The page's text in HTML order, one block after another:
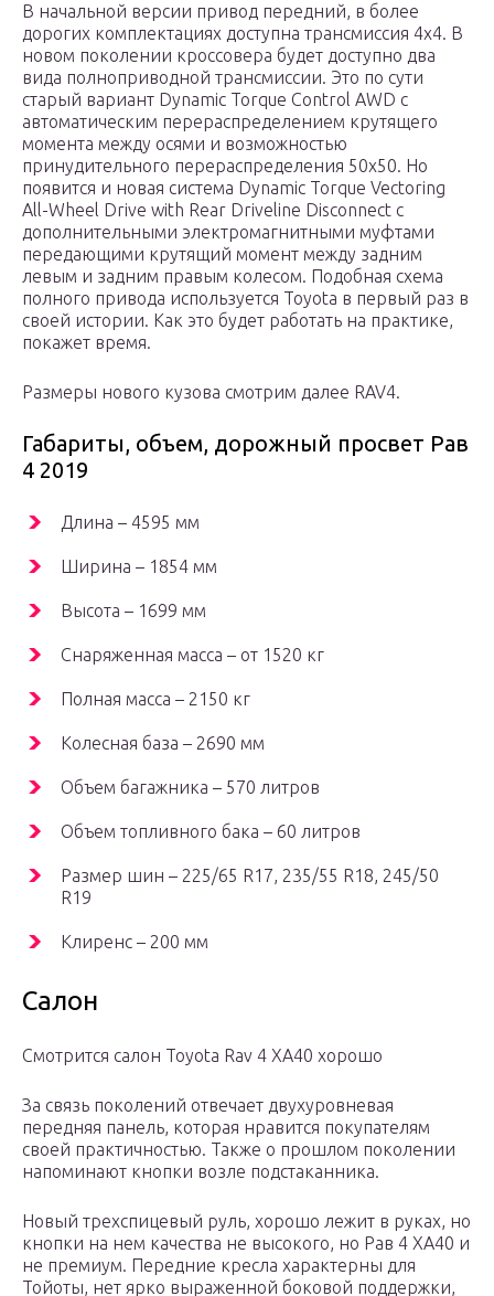
В начальной версии привод передний, в более
дорогих комплектациях доступна трансмиссия 4х4. В
новом поколении кроссовера будет доступно два
вида полноприводной трансмиссии. Это по сути
старый вариант Dynamic Torque Control AWD с
автоматическим перераспределением крутящего
момента между осями и возможностью
принудительного перераспределения 50х50. Но
появится и новая система Dynamic Torque Vectoring
All-Wheel Drive with Rear Driveline Disconnect с
дополнительными электромагнитными муфтами
передающими крутящий момент между задним
левым и задним правым колесом. Подобная схема
полного привода используется Toyota в первый раз в
своей истории. Как это будет работать на практике,
покажет время.
Размеры нового кузова смотрим далее RAV4.
Габариты, объем, дорожный просвет Рав
4 2019
Длина – 4595 мм
Ширина – 1854 мм
Высота – 1699 мм
Снаряженная масса – от 1520 кг
Полная масса – 2150 кг
Колесная база – 2690 мм
Объем багажника – 570 литров
Объем топливного бака – 60 литров
Размер шин – 225/65 R17, 235/55 R18, 245/50
R19
Клиренс – 200 мм
Салон
Смотрится салон Toyota Rav 4 XA40 хорошо
За связь поколений отвечает двухуровневая
передняя панель, которая нравится покупателям
своей практичностью. Также о прошлом поколении
напоминают кнопки возле подстаканника.
Новый трехспицевый руль, хорошо лежит в руках, но
кнопки на нем качества не высокого, но Рав 4 XA40 и
не премиум. Передние кресла характерны для
Тойоты, нет ярко выраженной боковой поддержки,